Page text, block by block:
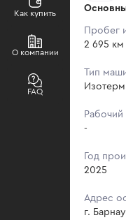
Как купить
О компании
FAQ
Пробег
2 695 км
Тип
Рабочий
-
Год
2025
Адрес
г.